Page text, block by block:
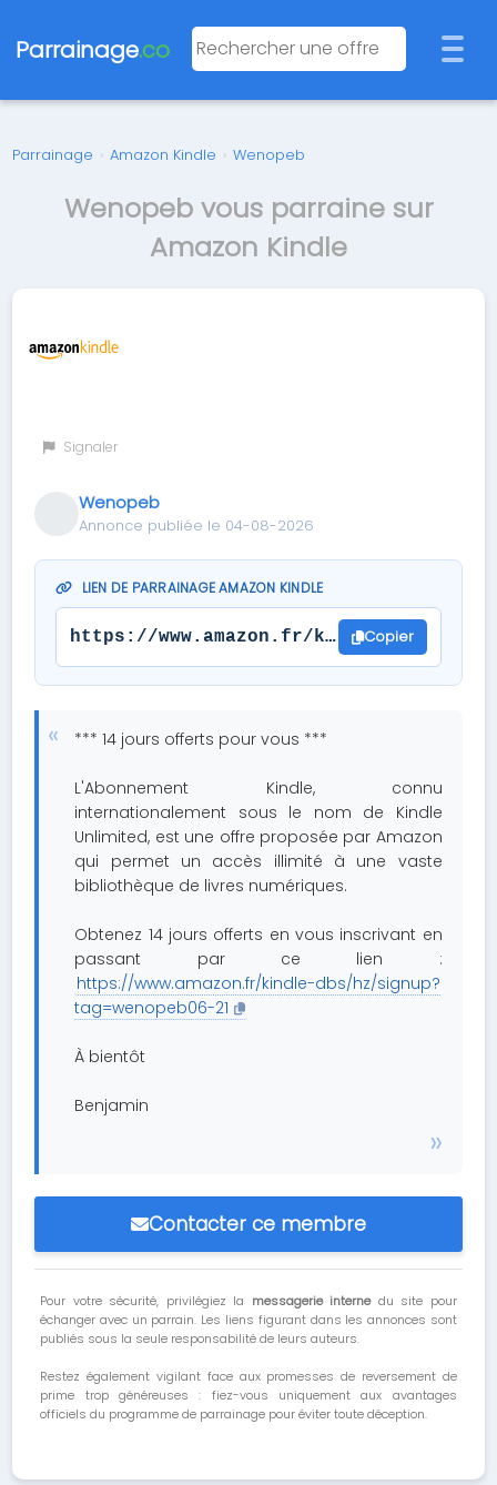
Parrainage.co
Parrainage › Amazon Kindle › Wenopeb
Wenopeb vous parraine sur
Amazon Kindle
Signaler
Wenopeb
Annonce publiée le 04-08-2026
LIEN DE PARRAINAGE AMAZON KINDLE
https://www.amazon.fr/kindle-dbs/hz/
Copier
*** 14 jours offerts pour vous ***
L'Abonnement Kindle, connu
internationalement sous le nom de Kindle
Unlimited, est une offre proposée par Amazon
qui permet un accès illimité à une vaste
bibliothèque de livres numériques.
Obtenez 14 jours offerts en vous inscrivant en
passant par ce lien :
https://www.amazon.fr/kindle-dbs/hz/signup?
tag=wenopeb06-21
À bientôt
Benjamin
Contacter ce membre
Pour votre sécurité, privilégiez la messagerie internedu site pour
échanger avec un parrain. Les liens figurant dans les annonces sont
publiés sous la seule responsabilité de leurs auteurs.
Restez également vigilant face aux promesses de reversement de
prime trop généreuses : fiez-vous uniquement aux avantages
officiels du programme de parrainage pour éviter toute déception.